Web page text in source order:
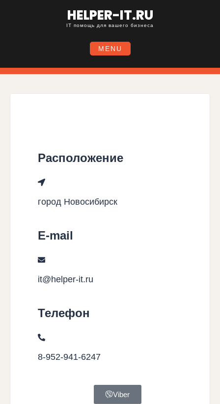
HELPER-IT.RU
IT помощь для вашего бизнеса
MENU
Расположение
город Новосибирск
E-mail
it@helper-it.ru
Телефон
8-952-941-6247
Viber